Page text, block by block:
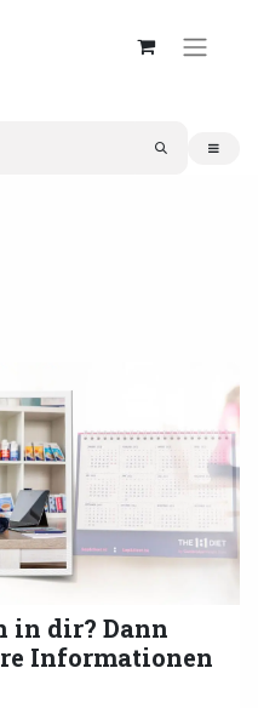
in dir? Dann
Informationen